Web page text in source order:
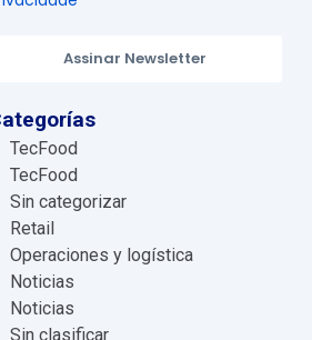
Assinar Newsletter
TecFood
TecFood
Sin categorizar
Retail
Operaciones y logística
Noticias
Noticias
Sin clasificar